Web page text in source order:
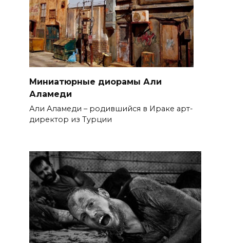
Миниатюрные диорамы Али
Аламеди
Али Аламеди – родившийся в Ираке арт-
директор из Турции